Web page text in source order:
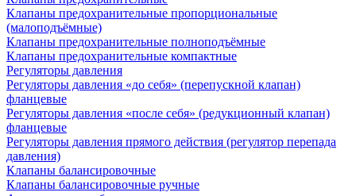
Клапаны предохранительные пропорциональные
(малоподъёмные)
Клапаны предохранительные полноподъёмные
Клапаны предохранительные компактные
Регуляторы давления
Регуляторы давления «до себя» (перепускной клапан)
фланцевые
Регуляторы давления «после себя» (редукционный клапан)
фланцевые
Регуляторы давления прямого действия (регулятор перепада
давления)
Клапаны балансировочные
Клапаны балансировочные ручные